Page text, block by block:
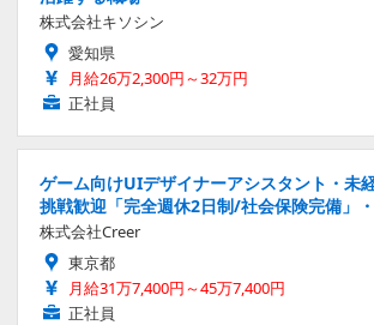
株式会社キソシン
愛知県
月給26万2,300円～32万円
正社員
ゲーム向けUIデザイナーアシスタント・未
挑戦歓迎「完全週休2日制/社会保険完備」
株式会社Creer
東京都
月給31万7,400円～45万7,400円
正社員